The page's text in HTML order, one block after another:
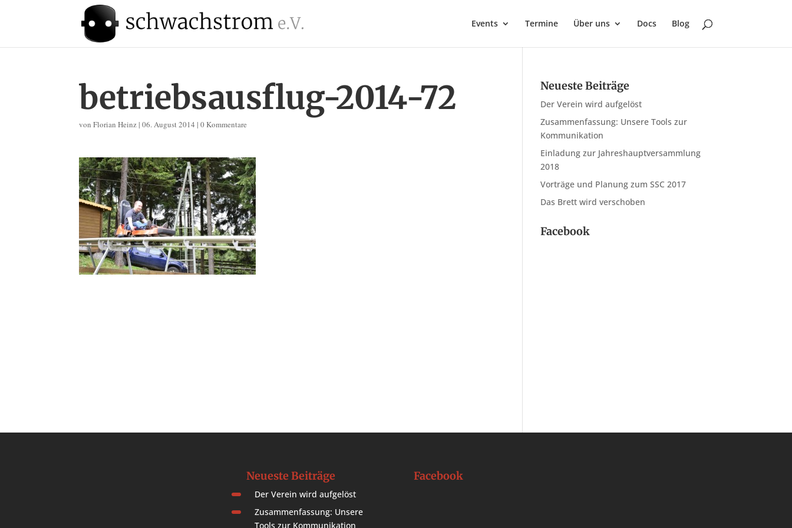
Events Termine Über uns Docs Blog
betriebsausflug-2014-72
vonFlorian Heinz |06. August 2014 |0 Kommentare
Neueste Beiträge
Der Verein wird aufgelöst
Zusammenfassung: Unsere Tools zur
Kommunikation
Einladung zur Jahreshauptversammlung
2018
Vorträge und Planung zum SSC 2017
Das Brett wird verschoben
Facebook
Neueste Beiträge
Der Verein wird aufgelöst
Zusammenfassung: Unsere
Tools zur Kommunikation
Facebook